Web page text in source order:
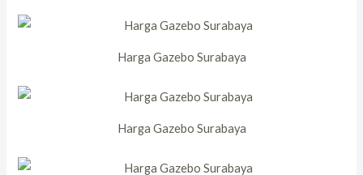
Harga Gazebo Surabaya
Harga Gazebo Surabaya